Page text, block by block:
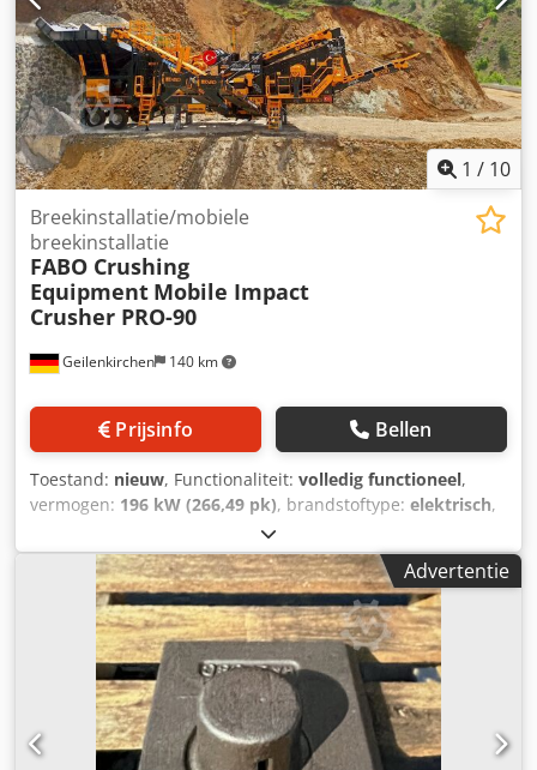
1 / 10
Geilenkirchen 140 km
Breekinstallatie/mobiele
breekinstallatie
FABO Crushing
Equipment Mobile Impact
Crusher PRO-90
Prijsinfo Bellen
Toestand: nieuw, Functionaliteit: volledig functioneel,
vermogen: 196 kW (266,49 pk), brandstoftype: elektrisch,
2026, *Al onze producten worden
met zorg vervaardigd en geleverd met 1 jaar garantie!
*Installatie en operatortraining GRATIS De FABO PRO Serie
is een mobiel gesloten-circuit breekinstallatie die
bijzonder geschikt is voor kalksteen en andere
steensoorten met een zachte tot middelharde hardheid.
BELANGRIJKSTE KENMERKEN: * Gesloten-circuit breken tot
de gewenste productafmeting is bereikt * Capaciteit is
variabel, afhankelijk van het toegevoerde materiaal en de
uiteindelijke productafmetingen. * Alle apparatuur is
Advertentie